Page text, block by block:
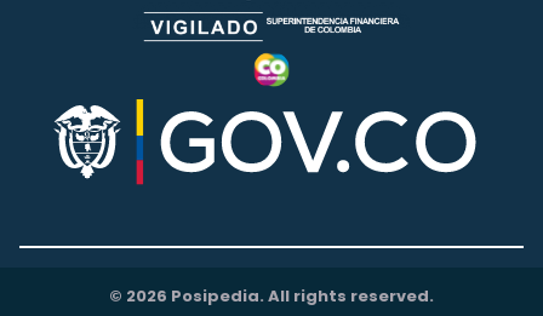
© 2026 Posipedia. All rights reserved.